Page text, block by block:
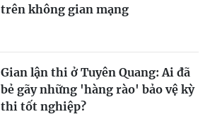
trên không gian mạng
Gian lận thi ở Tuyên Quang: Ai đã
bẻ gãy những 'hàng rào' bảo vệ kỳ
thi tốt nghiệp?